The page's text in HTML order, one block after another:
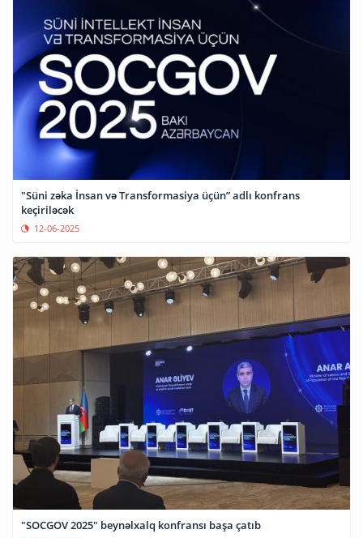
"Süni zəka İnsan və Transformasiya üçün” adlı konfrans
keçiriləcək
12-06-2025
"SOCGOV 2025" beynəlxalq konfransı başa çatıb